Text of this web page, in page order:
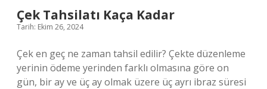
Çek Tahsilatı Kaça Kadar
Tarih: Ekim 26, 2024
Çek en geç ne zaman tahsil edilir? Çekte düzenleme
yerinin ödeme yerinden farklı olmasına göre on
gün, bir ay ve üç ay olmak üzere üç ayrı ibraz süresi